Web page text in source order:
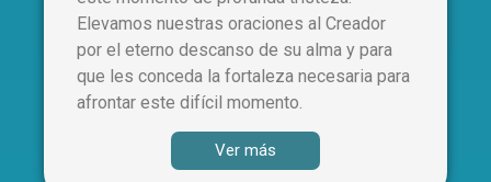
Elevamos nuestras oraciones al Creador
por el eterno descanso de su alma y para
que les conceda la fortaleza necesaria para
afrontar este difícil momento.
Ver más